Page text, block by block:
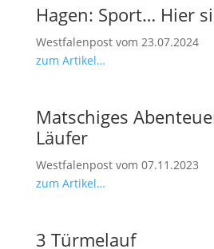
Hagen: Sport… Hier
Westfalenpost vom 23.07.2024
zum Artikel…
Matschiges
Läufer
Westfalenpost vom 07.11.2023
zum Artikel…
3 Türmelauf